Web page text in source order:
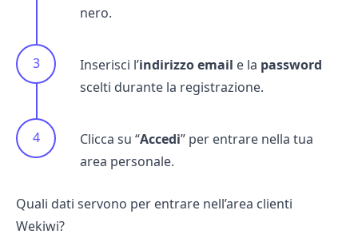
nero.
Inserisci l’indirizzo email e la password
scelti durante la registrazione.
Clicca su “Accedi” per entrare nella tua
area personale.
Quali dati servono per entrare nell’area clienti
Wekiwi?